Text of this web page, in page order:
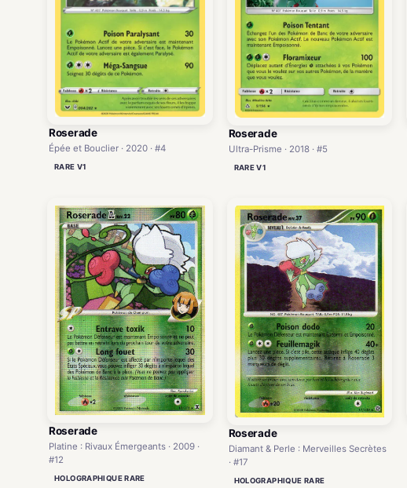
Roserade
Épée et Bouclier · 2020 · #4
RARE V1
Roserade
Ultra-Prisme · 2018 · #5
RARE V1
Roserade
Platine : Rivaux Émergeants · 2009 ·
#12
HOLOGRAPHIQUE RARE
Roserade
Diamant & Perle : Merveilles Secrètes
· #17
HOLOGRAPHIQUE RARE